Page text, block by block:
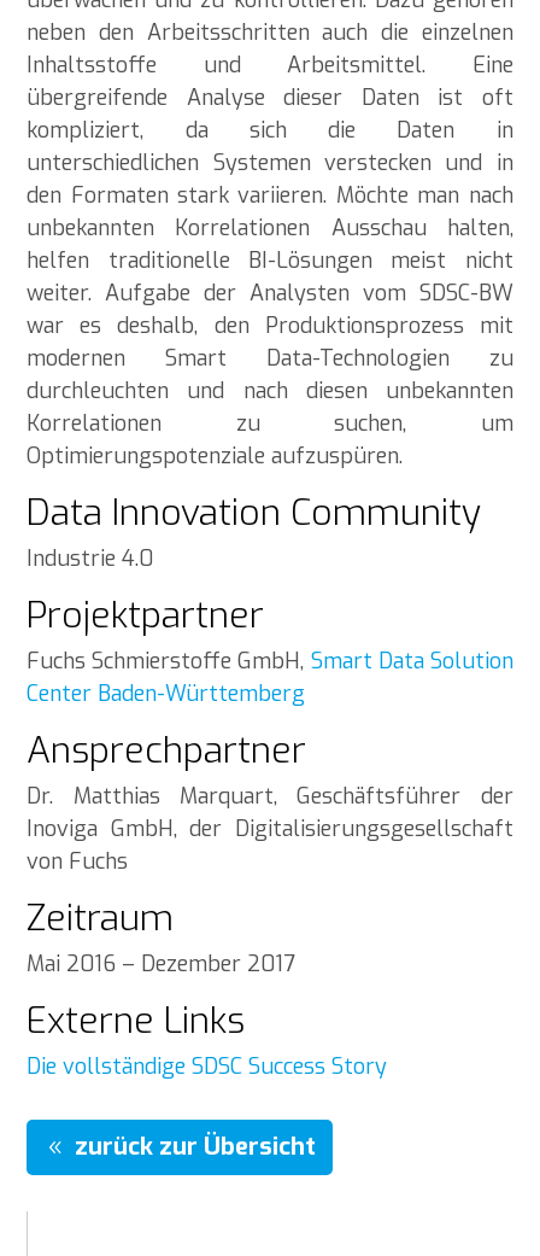
neben den Arbeitsschritten auch die einzelnen
Inhaltsstoffe und Arbeitsmittel. Eine
übergreifende Analyse dieser Daten ist oft
kompliziert, da sich die Daten in
unterschiedlichen Systemen verstecken und in
den Formaten stark variieren. Möchte man nach
unbekannten Korrelationen Ausschau halten,
helfen traditionelle BI-Lösungen meist nicht
weiter. Aufgabe der Analysten vom SDSC-BW
war es deshalb, den Produktionsprozess mit
modernen Smart Data-Technologien zu
durchleuchten und nach diesen unbekannten
Korrelationen zu suchen, um
Optimierungspotenziale aufzuspüren.
Data Innovation Community
Industrie 4.0
Projektpartner
Fuchs Schmierstoffe GmbH, Smart Data Solution
Center Baden-Württemberg
Ansprechpartner
Dr. Matthias Marquart, Geschäftsführer der
Inoviga GmbH, der Digitalisierungsgesellschaft
von Fuchs
Zeitraum
Mai 2016 – Dezember 2017
Externe Links
Die vollständige SDSC Success Story
zurück zur Übersicht